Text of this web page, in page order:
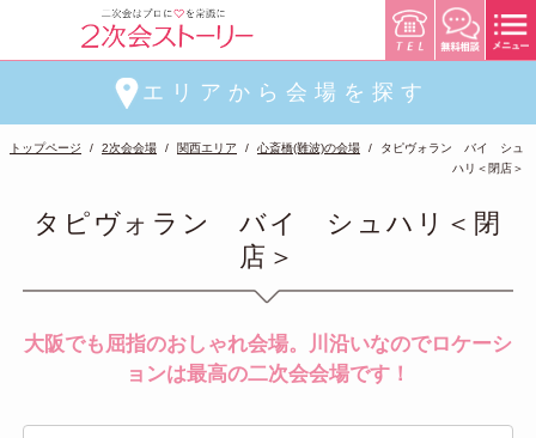
エリアから会場を探す
トップページ 2次会会場 関西エリア 心斎橋(難波)の会場
タピヴォラン バイ シュ
ハリ＜閉店＞
タピヴォラン バイ シュハリ＜閉
店＞
大阪でも屈指のおしゃれ会場。川沿いなのでロケーシ
ョンは最高の二次会会場です！